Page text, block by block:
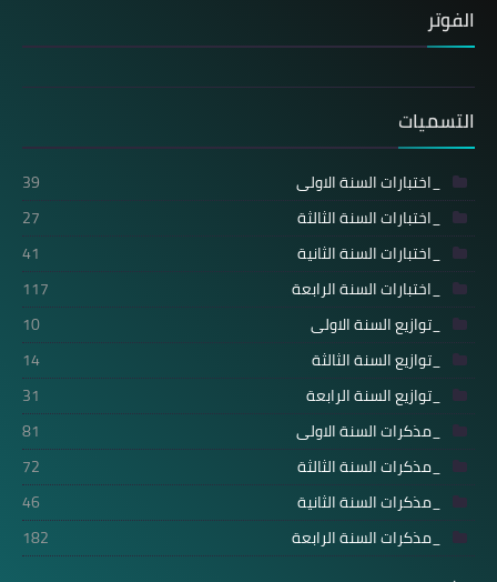
الفوتر
التسميات
_اختبارات السنة الاولى
39
_اختبارات السنة الثالثة
27
_اختبارات السنة الثانية
41
_اختبارات السنة الرابعة
117
_توازيع السنة الاولى
10
_توازيع السنة الثالثة
14
_توازيع السنة الرابعة
31
_مذكرات السنة الاولى
81
_مذكرات السنة الثالثة
72
_مذكرات السنة الثانية
46
_مذكرات السنة الرابعة
182